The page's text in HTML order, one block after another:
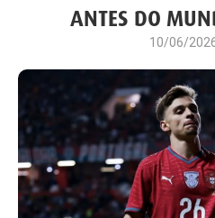
ANTES DO
10/06/